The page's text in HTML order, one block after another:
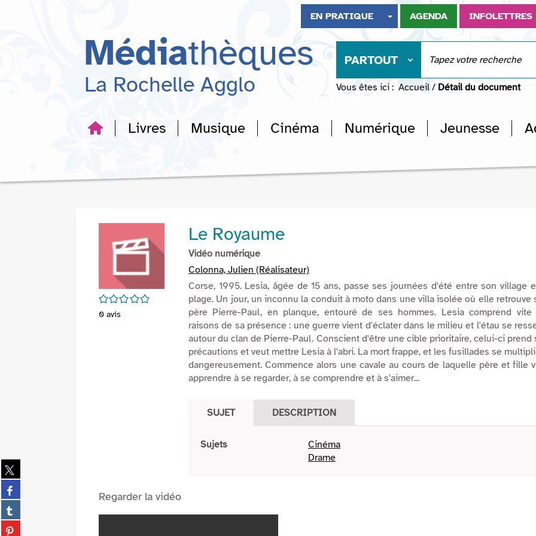
recherche
EN PRATIQUE AGENDA INFOLETTRES
Médiathèques
La Rochelle Agglo
PARTOUT
Vous êtes ici : Accueil / Détail du document
Livres Musique Cinéma Numérique Jeunesse
Partager
sur
twitter
(Nouvelle
fenêtre)
Partager
sur
facebook
(Nouvelle
Partager
sur
tumblr
Partager
/5
0 avis
Le Royaume
Vidéo numérique
Colonna, Julien (Réalisateur)
Corse, 1995. Lesia, âgée de 15 ans, passe ses journées d'été entre son village
plage. Un jour, un inconnu la conduit à moto dans une villa isolée où elle retrouve
père Pierre-Paul, en planque, entouré de ses hommes. Lesia comprend vite
raisons de sa présence : une guerre vient d'éclater dans le milieu et l'étau se
autour du clan de Pierre-Paul. Conscient d'être une cible prioritaire, celui-ci prend
précautions et veut mettre Lesia à l'abri. La mort frappe, et les fusillades se
dangereusement. Commence alors une cavale au cours de laquelle père et fille
apprendre à se regarder, à se comprendre et à s'aimer...
SUJET DESCRIPTION
Sujets
Cinéma
Drame
Regarder la vidéo